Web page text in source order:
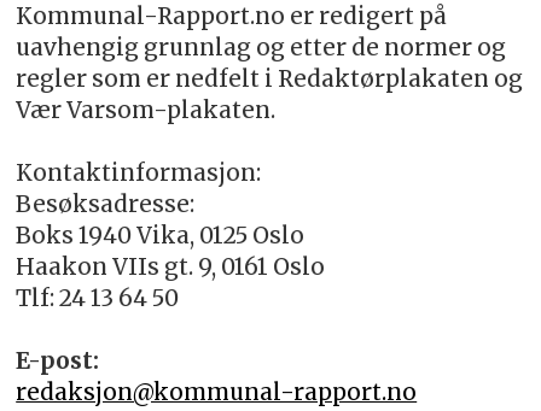
Kommunal-Rapport.no er redigert på
uavhengig grunnlag og etter de normer og
regler som er nedfelt i Redaktørplakaten og
Vær Varsom-plakaten.
Kontaktinformasjon:
Besøksadresse:
Boks 1940 Vika, 0125 Oslo
Haakon VIIs gt. 9, 0161 Oslo
Tlf: 24 13 64 50
E-post:
redaksjon@kommunal-rapport.no